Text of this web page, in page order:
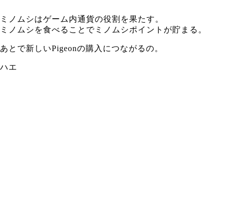
ミノムシはゲーム内通貨の役割を果たす。
ミノムシを食べることでミノムシポイントが貯まる。
あとで新しいPigeonの購入につながるの。
ハエ